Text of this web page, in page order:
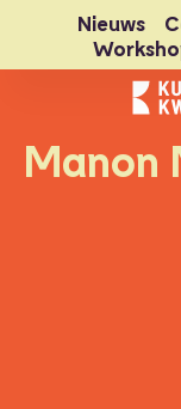
Nieuws
Manon